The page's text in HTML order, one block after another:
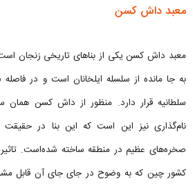
معبد داش کسن
معبد داش کسن یکی از بناهای تاریخی زنجان
سلطانیه قرار دارد. منظور از داش کسن
نام‌گذاری نیز این است که این بنا در
صخره‌های عظیم در منطقه ساخته شده‌است.
کشور چین که به وضوح در جای جای آن قابل